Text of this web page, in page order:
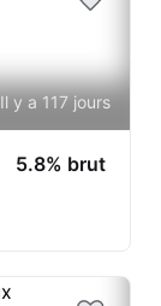
Il y a 117 jours
5.8% brut